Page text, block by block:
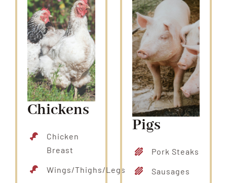
Chickens
Chicken
Breast
Wings/Thighs/Legs
Pigs
Pork Steaks
Sausages